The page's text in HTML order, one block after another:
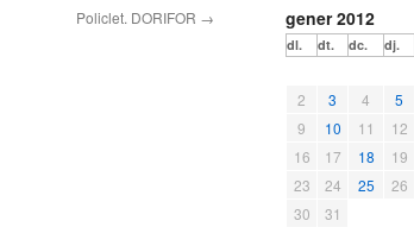
Policlet. DORIFOR → gener 2012
dl. dt. dc. dj.
2
3 4 5
9
10 11 12
16
17 18 19
23
24 25 26
30
31